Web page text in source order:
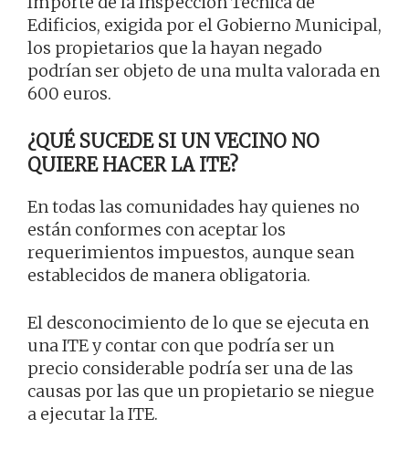
Edificios, exigida por el Gobierno Municipal,
los propietarios que la hayan negado
podrían ser objeto de una multa valorada en
600 euros.
¿QUÉ SUCEDE SI UN VECINO NO
QUIERE HACER LA ITE?
En todas las comunidades hay quienes no
están conformes con aceptar los
requerimientos impuestos, aunque sean
establecidos de manera obligatoria.
El desconocimiento de lo que se ejecuta en
una ITE y contar con que podría ser un
precio considerable podría ser una de las
causas por las que un propietario se niegue
a ejecutar la ITE.